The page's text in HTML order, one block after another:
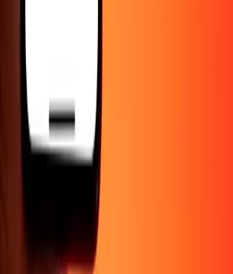
Corporativo